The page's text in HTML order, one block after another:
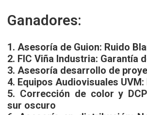
Ganadores:
1. Asesoría de Guion: Ruido
2. FIC Viña Industria: Garantía
3. Asesoría desarrollo de
4. Equipos Audiovisuales
5. Corrección de color y
sur oscuro